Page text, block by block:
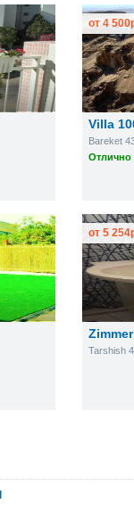
Villa
Bareket
Отлично
от 4 500
Tarshish
от 5 254